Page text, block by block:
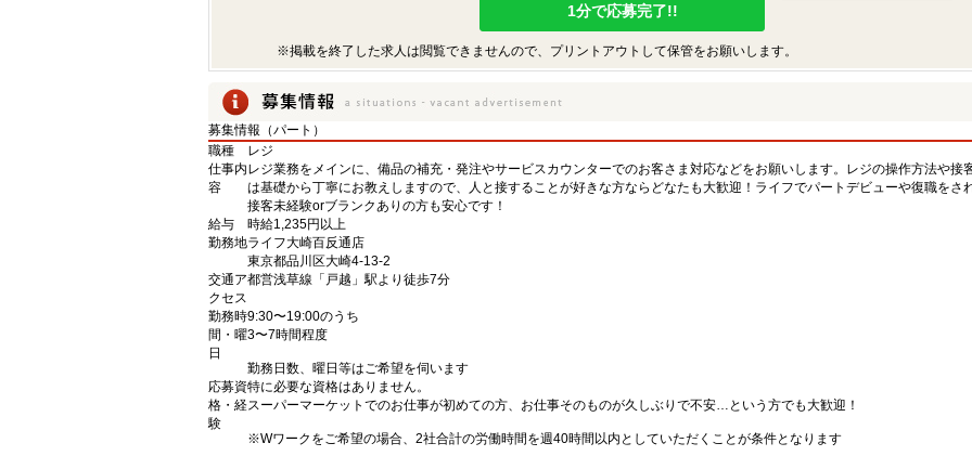
1分で応募完了!!
※掲載を終了した求人は閲覧できませんので、プリントアウトして保管をお願いします。
募集情報（パート）
職種
レジ
仕事内
容
レジ業務をメインに、備品の補充・発注やサービスカウンターでのお客さま対応などをお願いします。レジの操作方法や接
は基礎から丁寧にお教えしますので、人と接することが好きな方ならどなたも大歓迎！ライフでパートデビューや復職をさ
接客未経験orブランクありの方も安心です！
給与
時給1,235円以上
勤務地ライフ大崎百反通店
東京都品川区大崎4-13-2
交通ア
クセス
都営浅草線「戸越」駅より徒歩7分
勤務時
間・曜
日
9:30〜19:00のうち
3〜7時間程度
勤務日数、曜日等はご希望を伺います
応募資
格・経
験
特に必要な資格はありません。
スーパーマーケットでのお仕事が初めての方、お仕事そのものが久しぶりで不安…という方でも大歓迎！
※Wワークをご希望の場合、2社合計の労働時間を週40時間以内としていただくことが条件となります